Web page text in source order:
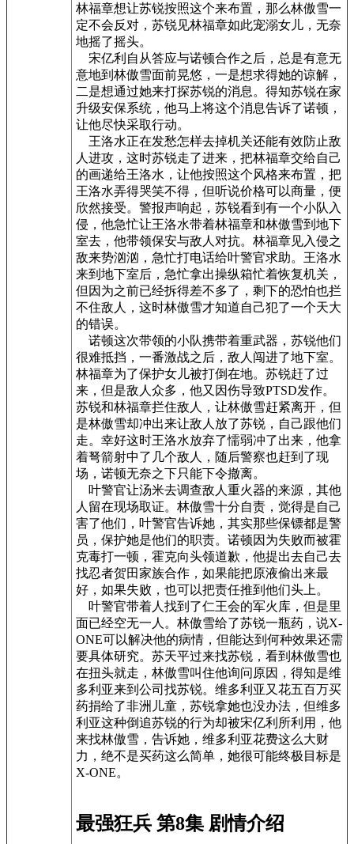
林福章想让苏锐按照这个来布置，那么林傲雪一
定不会反对，苏锐见林福章如此宠溺女儿，无奈
地摇了摇头。
宋亿利自从答应与诺顿合作之后，总是有意无
意地到林傲雪面前晃悠，一是想求得她的谅解，
二是想通过她来打探苏锐的消息。得知苏锐在家
升级安保系统，他马上将这个消息告诉了诺顿，
让他尽快采取行动。
王洛水正在发愁怎样去掉机关还能有效防止敌
人进攻，这时苏锐走了进来，把林福章交给自己
的画递给王洛水，让他按照这个风格来布置，把
王洛水弄得哭笑不得，但听说价格可以商量，便
欣然接受。警报声响起，苏锐看到有一个小队入
侵，他急忙让王洛水带着林福章和林傲雪到地下
室去，他带领保安与敌人对抗。林福章见入侵之
敌来势汹汹，急忙打电话给叶警官求助。王洛水
来到地下室后，急忙拿出操纵箱忙着恢复机关，
但因为之前已经拆得差不多了，剩下的恐怕也拦
不住敌人，这时林傲雪才知道自己犯了一个天大
的错误。
诺顿这次带领的小队携带着重武器，苏锐他们
很难抵挡，一番激战之后，敌人闯进了地下室。
林福章为了保护女儿被打倒在地。苏锐赶了过
来，但是敌人众多，他又因伤导致PTSD发作。
苏锐和林福章拦住敌人，让林傲雪赶紧离开，但
是林傲雪却冲出来让敌人放了苏锐，自己跟他们
走。幸好这时王洛水放弃了懦弱冲了出来，他拿
着弩箭射中了几个敌人，随后警察也赶到了现
场，诺顿无奈之下只能下令撤离。
叶警官让汤米去调查敌人重火器的来源，其他
人留在现场取证。林傲雪十分自责，觉得是自己
害了他们，叶警官告诉她，其实那些保镖都是警
员，保护她是他们的职责。诺顿因为失败而被霍
克毒打一顿，霍克向头领道歉，他提出去自己去
找忍者贺田家族合作，如果能把原液偷出来最
好，如果失败，也可以把责任推到他们头上。
叶警官带着人找到了仁王会的军火库，但是里
面已经空无一人。林傲雪给了苏锐一瓶药，说X-
ONE可以解决他的病情，但能达到何种效果还需
要具体研究。苏天平过来找苏锐，看到林傲雪也
在扭头就走，林傲雪叫住他询问原因，得知是维
多利亚来到公司找苏锐。维多利亚又花五百万买
药捐给了非洲儿童，苏锐拿她也没办法，但维多
利亚这种倒追苏锐的行为却被宋亿利所利用，他
来找林傲雪，告诉她，维多利亚花费这么大财
力，绝不是买药这么简单，她很可能终极目标是
X-ONE。
最强狂兵 第8集 剧情介绍